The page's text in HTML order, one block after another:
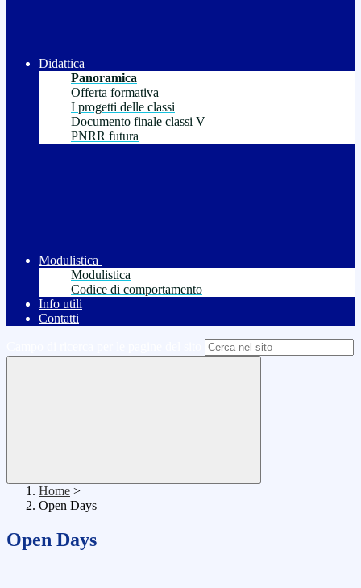
Didattica
Panoramica
Offerta formativa
I progetti delle classi
Documento finale classi V
PNRR futura
Modulistica
Modulistica
Codice di comportamento
Info utili
Contatti
Home >
Open Days
Open Days